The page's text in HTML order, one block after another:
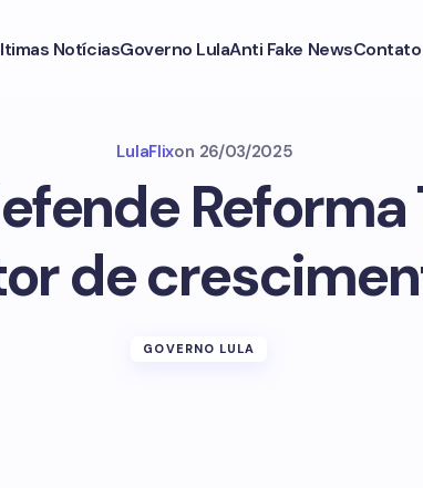
NotíciasGoverno LulaAnti Fake NewsContato
LulaFlixon 26/03/2025
de
GOVERNO LULA